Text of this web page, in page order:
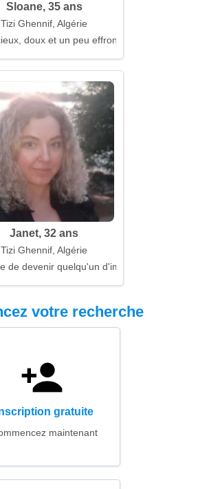
Sloane, 35 ans
Tizi Ghennif, Algérie
doux et un peu effronté
Janet, 32 ans
Tizi Ghennif, Algérie
de devenir quelqu'un d'important pour toi
votre recherche
gratuite
maintenant